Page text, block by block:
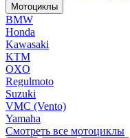
Мотоциклы
BMW
Honda
Kawasaki
KTM
OXO
Regulmoto
Suzuki
VMC (Vento)
Yamaha
Смотреть все мотоциклы